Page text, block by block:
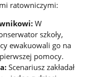
ratowniczymi:
W
szkoły,
ewakuowali go na
pomocy.
Scenariusz zakładał